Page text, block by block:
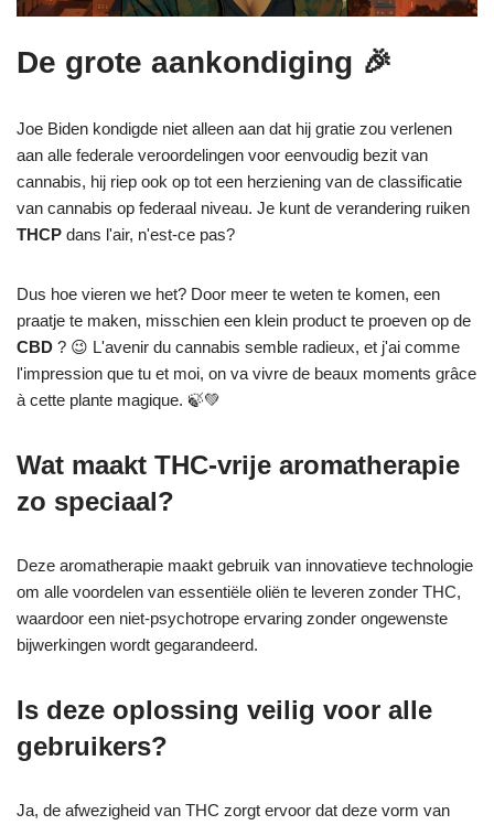
De grote aankondiging 🎉
Joe Biden kondigde niet alleen aan dat hij gratie zou verlenen
aan alle federale veroordelingen voor eenvoudig bezit van
cannabis, hij riep ook op tot een herziening van de classificatie
van cannabis op federaal niveau. Je kunt de verandering ruiken
THCP dans l'air, n'est-ce pas?
Dus hoe vieren we het? Door meer te weten te komen, een
praatje te maken, misschien een klein product te proeven op de
CBD ? 😉 L'avenir du cannabis semble radieux, et j'ai comme
l'impression que tu et moi, on va vivre de beaux moments grâce
à cette plante magique. 🍃💚
Wat maakt THC-vrije aromatherapie
zo speciaal?
Deze aromatherapie maakt gebruik van innovatieve technologie
om alle voordelen van essentiële oliën te leveren zonder THC,
waardoor een niet-psychotrope ervaring zonder ongewenste
bijwerkingen wordt gegarandeerd.
Is deze oplossing veilig voor alle
gebruikers?
Ja, de afwezigheid van THC zorgt ervoor dat deze vorm van